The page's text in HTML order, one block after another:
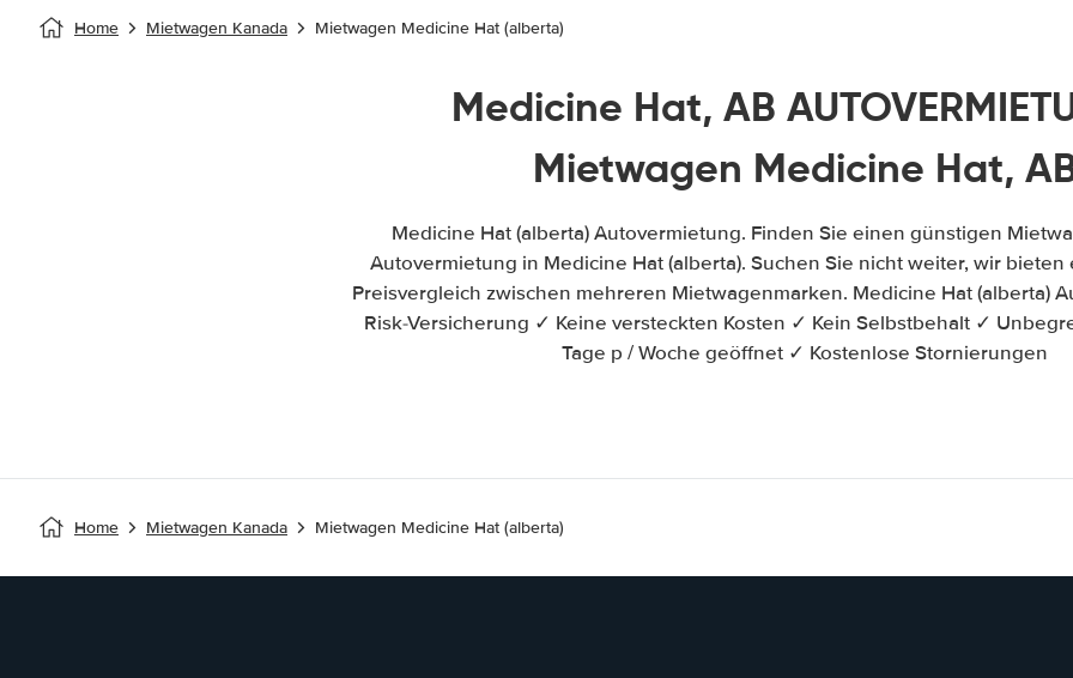
Home Mietwagen Kanada Mietwagen Medicine Hat (alberta)
Medicine Hat, AB
Mietwagen Medicine Hat,
Medicine Hat (alberta) Autovermietung. Finden Sie einen günstigen
Autovermietung in Medicine Hat (alberta). Suchen Sie nicht weiter, wir bieten
Preisvergleich zwischen mehreren Mietwagenmarken. Medicine Hat (alberta)
Risk-Versicherung ✓ Keine versteckten Kosten ✓ Kein Selbstbehalt ✓
Tage p / Woche geöffnet ✓ Kostenlose Stornierungen
Home Mietwagen Kanada Mietwagen Medicine Hat (alberta)